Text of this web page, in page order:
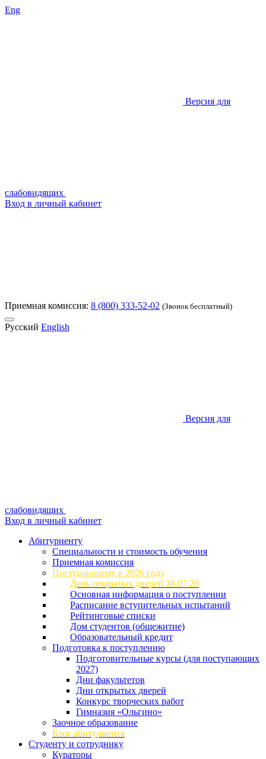
Eng
Версия для
слабовидящих
Вход в личный кабинет
Приемная комиссия: 8 (800) 333-52-02 (Звонок бесплатный)
Русский English
Версия для
слабовидящих
Вход в личный кабинет
Абитуриенту
Специальности и стоимость обучения
Приемная комиссия
Поступающему в 2026 году
День открытых дверей 28.07.26
Основная информация о поступлении
Расписание вступительных испытаний
Рейтинговые списки
Дом студентов (общежитие)
Образовательный кредит
Подготовка к поступлению
Подготовительные курсы (для поступающих
2027)
Дни факультетов
Дни открытых дверей
Конкурс творческих работ
Гимназия «Ольгино»
Заочное образование
Блог абитуриента
Студенту и сотруднику
Кураторы